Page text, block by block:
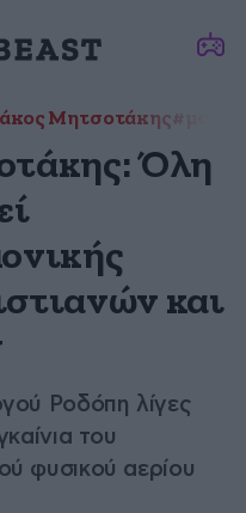
Μητσοτάκης
Όλη
και
Ροδόπη λίγες
του
φυσικού αερίου